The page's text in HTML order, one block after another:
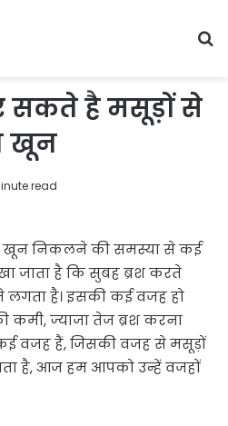
सकते है मसूड़ों से
खून
read
खून निकलने की समस्या से कई
जाता है कि सुबह ब्रश करते
है। इसकी कई वजह हो
कमी, ज्याजा तेज ब्रश करना
वजह हैं, जिसकी वजह से मसूड़ों
है, आज हम आपको उन्हें वजहों